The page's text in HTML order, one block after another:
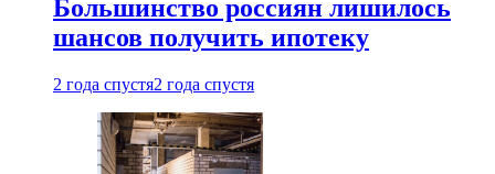
Большинство россиян лишилось
шансов получить ипотеку
2 года спустя2 года спустя